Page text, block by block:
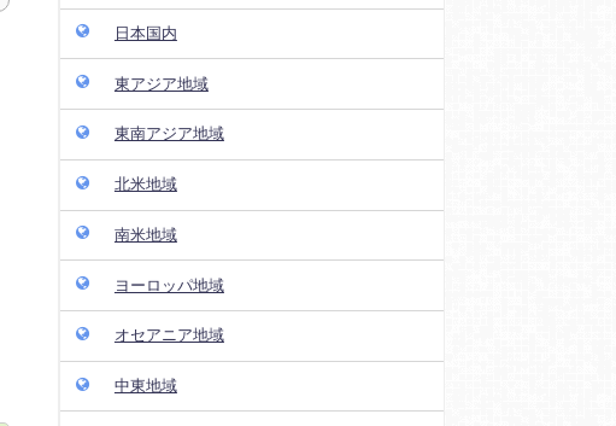
日本国内
東アジア地域
東南アジア地域
北米地域
南米地域
ヨーロッパ地域
オセアニア地域
中東地域